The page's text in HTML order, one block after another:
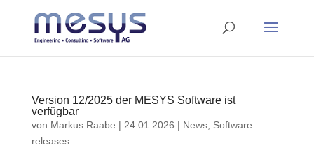
Version 12/2025 der MESYS Software ist
verfügbar
von Markus Raabe | 24.01.2026 | News, Software
releases